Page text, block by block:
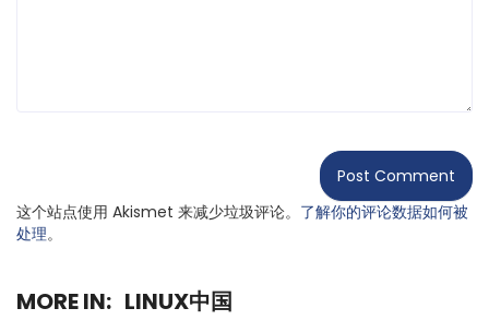
这个站点使用 Akismet 来减少垃圾评论。 了解你的评论数据如何被
处理。
MORE IN: LINUX中国